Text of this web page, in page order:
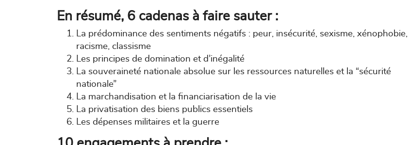
En résumé, 6 cadenas à faire sauter :
La prédominance des sentiments négatifs : peur, insécurité, sexisme, xénophobie,
racisme, classisme
Les principes de domination et d’inégalité
La souveraineté nationale absolue sur les ressources naturelles et la “sécurité
nationale”
La marchandisation et la financiarisation de la vie
La privatisation des biens publics essentiels
Les dépenses militaires et la guerre